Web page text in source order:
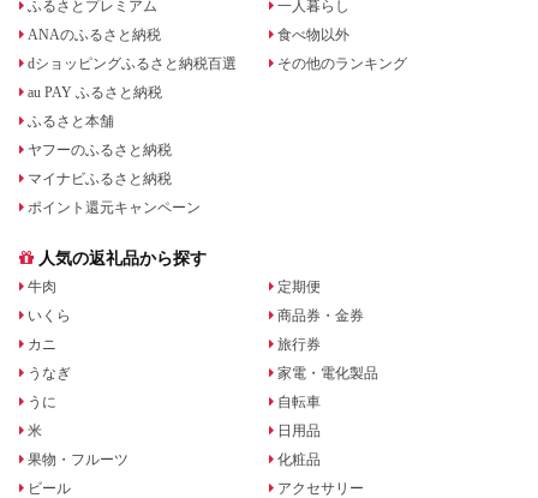
ふるさとプレミアム
ANAのふるさと納税
dショッピングふるさと納税百選
au PAY ふるさと納税
ふるさと本舗
ヤフーのふるさと納税
マイナビふるさと納税
ポイント還元キャンペーン
一人暮らし
食べ物以外
その他のランキング
人気の返礼品から探す
牛肉
いくら
カニ
うなぎ
うに
米
果物・フルーツ
ビール
定期便
商品券・金券
旅行券
家電・電化製品
自転車
日用品
化粧品
アクセサリー